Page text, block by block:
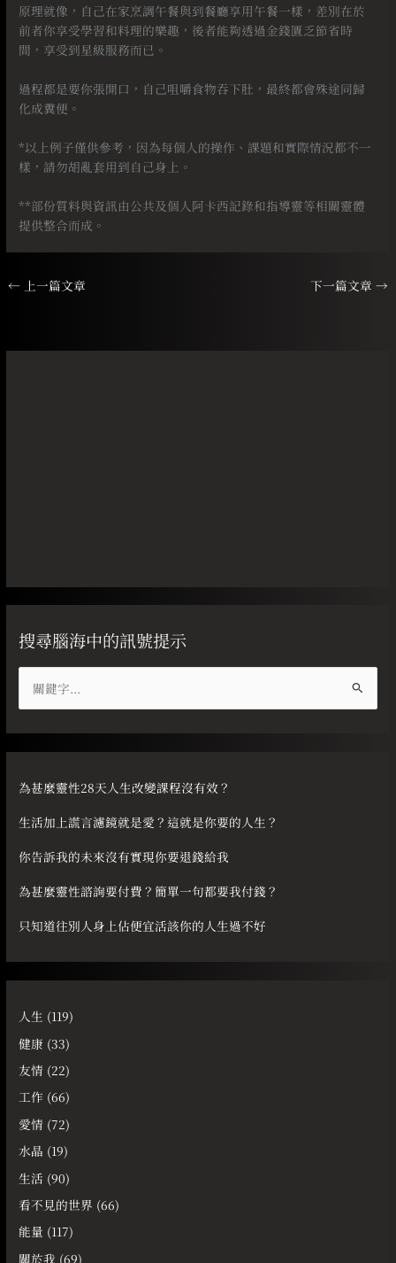
原理就像，自己在家烹調午餐與到餐廳享用午餐一樣，差別在於
前者你享受學習和料理的樂趣，後者能夠透過金錢匱乏節省時
間，享受到星級服務而已。
過程都是要你張開口，自己咀嚼食物吞下肚，最終都會殊途同歸
化成糞便。
*以上例子僅供參考，因為每個人的操作、課題和實際情況都不一
樣，請勿胡亂套用到自己身上。
**部份質料與資訊由公共及個人阿卡西記錄和指導靈等相關靈體
提供整合而成。
← 上一篇文章 下一篇文章 →
搜尋腦海中的訊號提示
尋
關
字
為甚麼靈性28天人生改變課程沒有效？
生活加上謊言濾鏡就是愛？這就是你要的人生？
你告訴我的未來沒有實現你要退錢給我
為甚麼靈性諮詢要付費？簡單一句都要我付錢？
只知道往別人身上佔便宜活該你的人生過不好
人生 (119)
健康 (33)
友情 (22)
工作 (66)
愛情 (72)
水晶 (19)
生活 (90)
看不見的世界 (66)
能量 (117)
關於我 (69)